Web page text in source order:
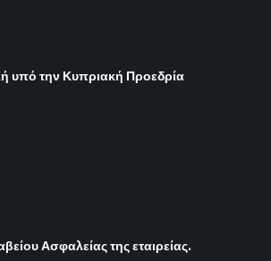
υπό την Κυπριακή Προεδρία
Ασφαλείας της εταιρείας.